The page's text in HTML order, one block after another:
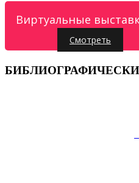
Виртуальные
Смотреть